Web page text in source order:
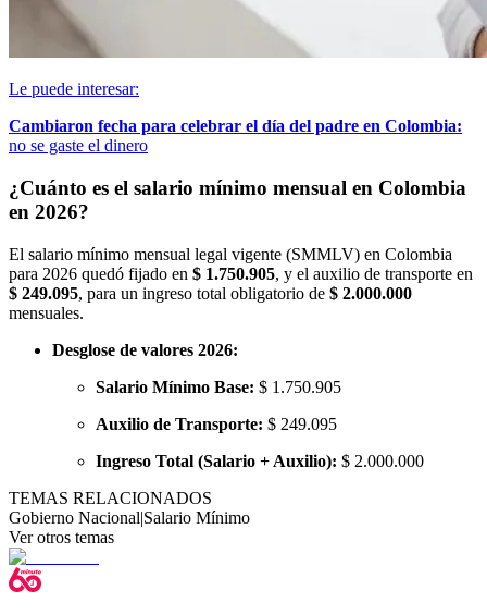
Le puede interesar:
Cambiaron fecha para celebrar el día del padre en Colombia:
no se gaste el dinero
¿Cuánto es el salario mínimo mensual en Colombia
en 2026?
El salario mínimo mensual legal vigente (SMMLV) en Colombia
para 2026 quedó fijado en $ 1.750.905, y el auxilio de transporte en
$ 249.095, para un ingreso total obligatorio de $ 2.000.000
mensuales.
Desglose de valores 2026:
Salario Mínimo Base: $ 1.750.905
Auxilio de Transporte: $ 249.095
Ingreso Total (Salario + Auxilio): $ 2.000.000
TEMAS RELACIONADOS
Gobierno Nacional|Salario Mínimo
Ver otros temas